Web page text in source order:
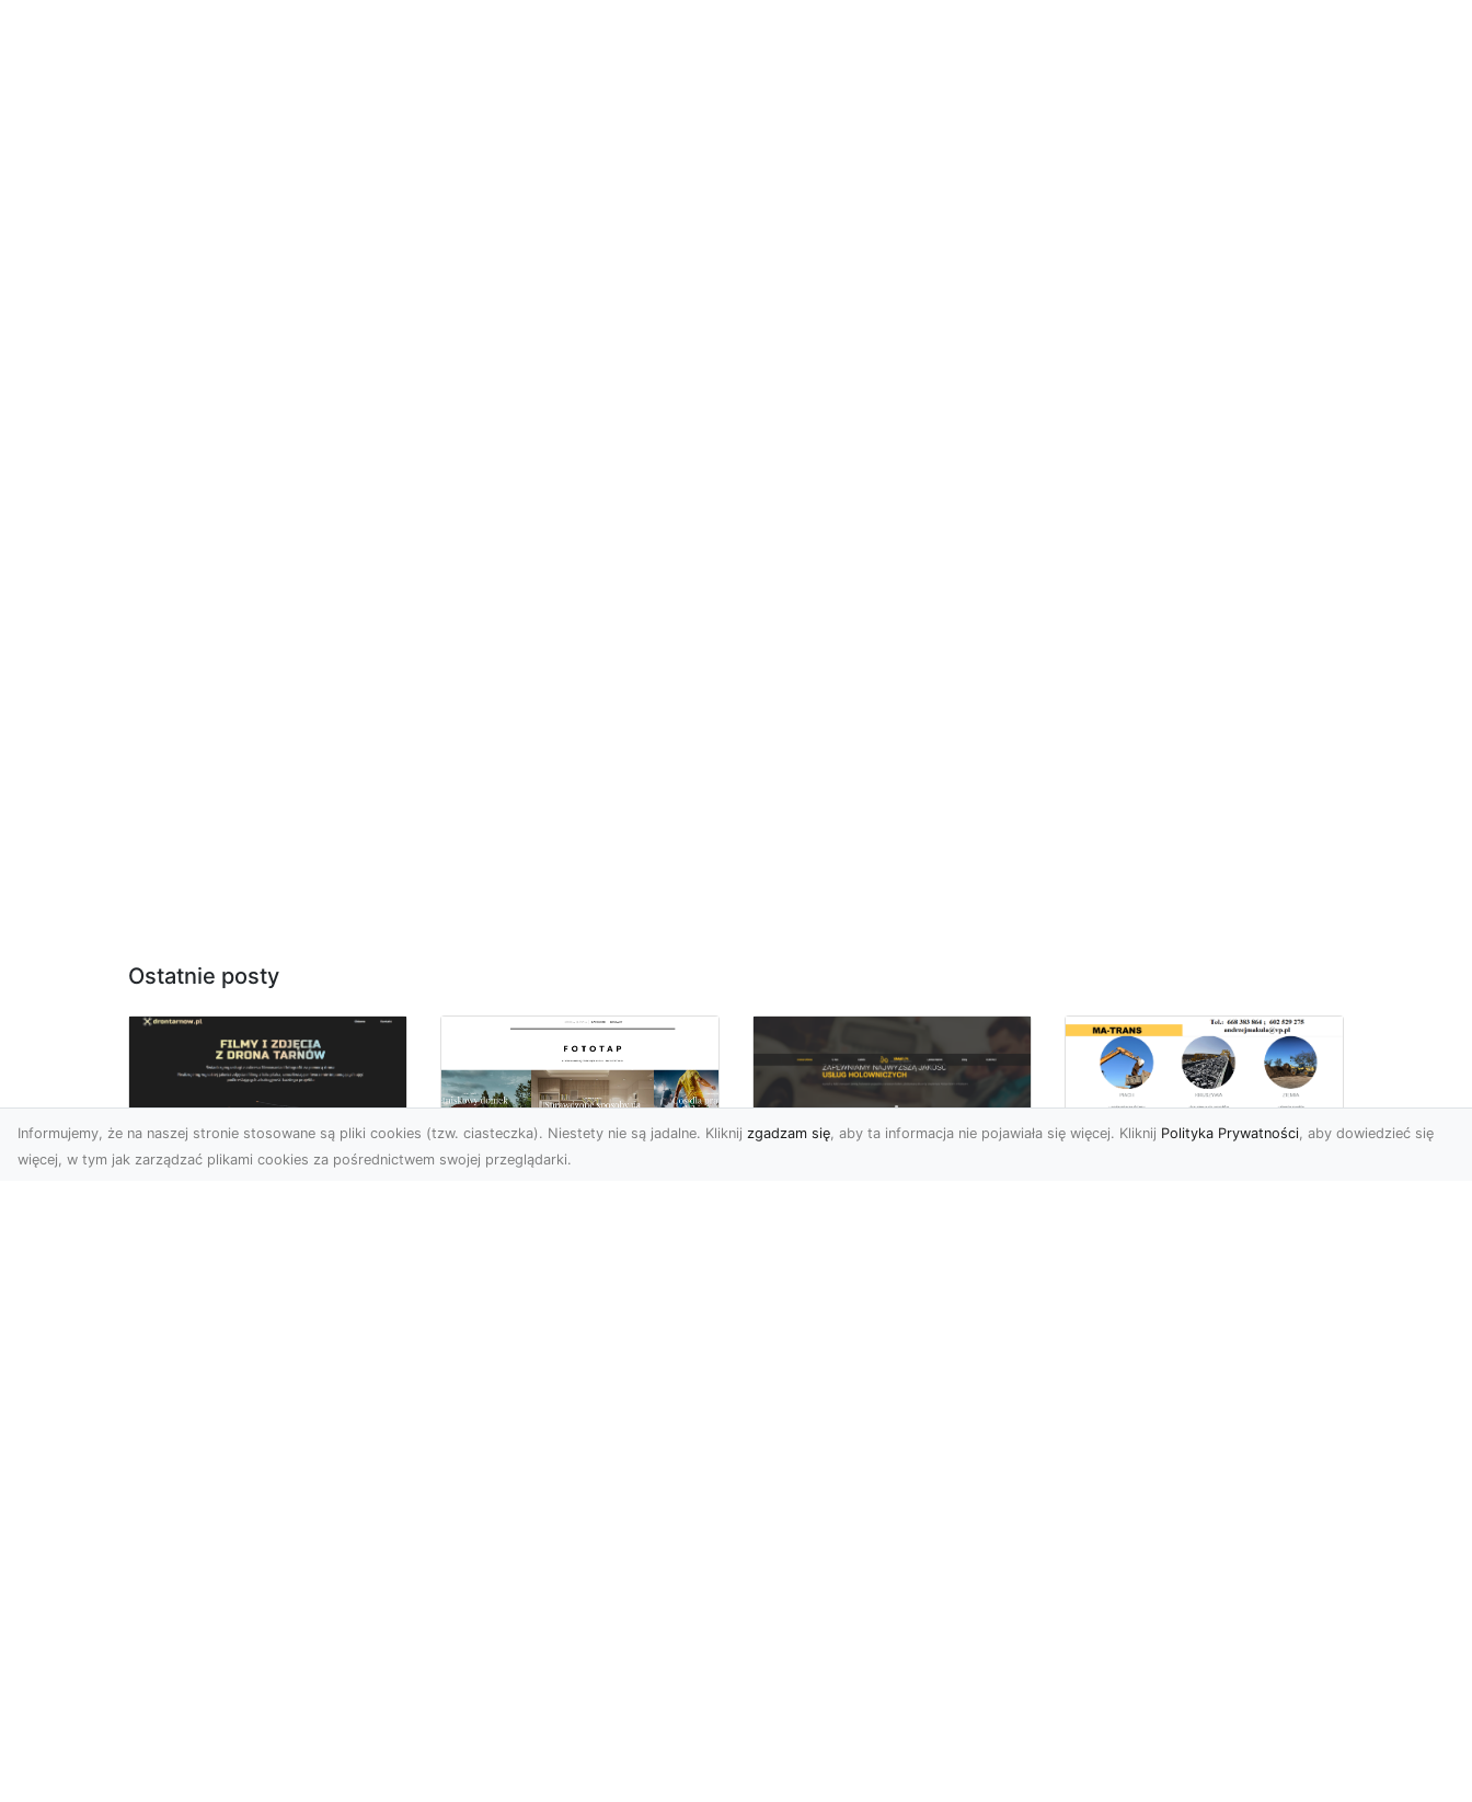
Ostatnie posty
Informujemy, że na naszej stronie stosowane są pliki cookies (tzw. ciasteczka). Niestety nie są jadalne. Kliknij zgadzam się, aby ta informacja nie pojawiała się więcej. Kliknij Polityka Prywatności, aby dowiedzieć się
więcej, w tym jak zarządzać plikami cookies za pośrednictwem swojej przeglądarki.